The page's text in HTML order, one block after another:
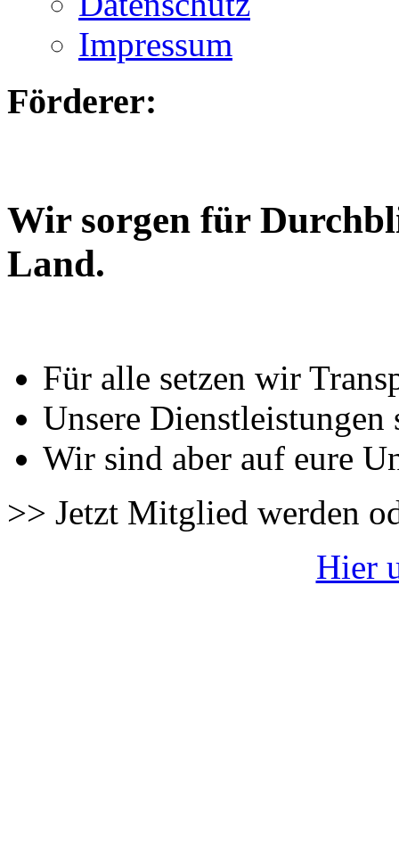
Impressum
Förderer:
Wir sorgen für
Land.
Für alle setzen wir
Unsere Dienstleistungen
Wir sind aber auf eure
>> Jetzt Mitglied werden
Hier